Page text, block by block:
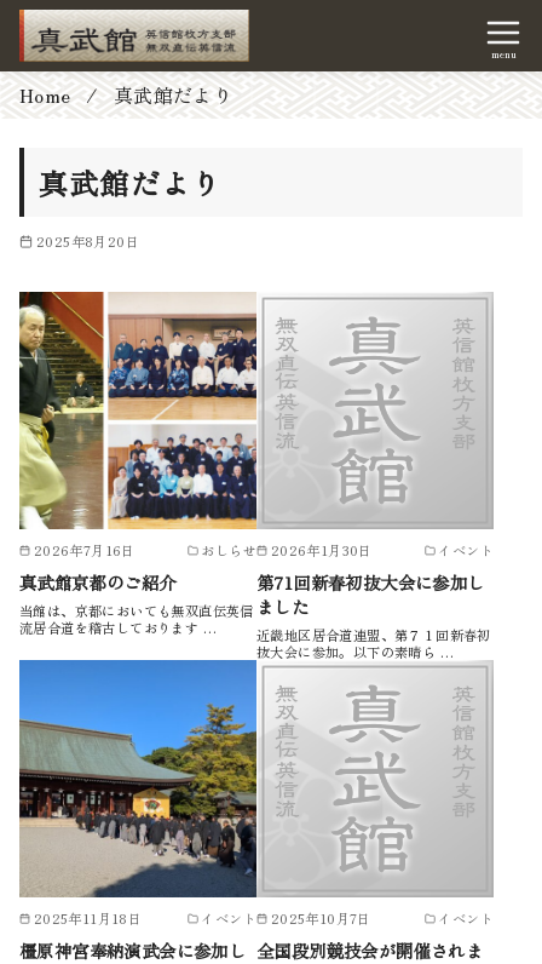
コ
ン
Home 真武館だより
真武館だより
2025年8月20日
2026年7月16日 おしらせ
真武館京都のご紹介
当館は、京都においても無双直伝英信
流居合道を稽古しております …
2026年1月30日 イベント
第71回新春初抜大会に参加し
ました
近畿地区居合道連盟、第７１回新春初
抜大会に参加。以下の素晴ら …
2025年11月18日 イベント
橿原神宮奉納演武会に参加し
2025年10月7日 イベント
全国段別競技会が開催されま